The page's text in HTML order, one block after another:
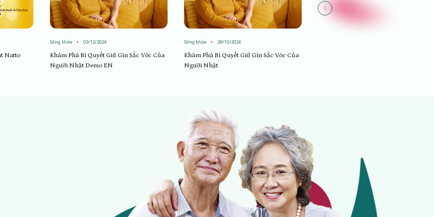
Natto
Sống khỏe 03/12/2024
Khám Phá Bí Quyết Giữ Gìn Sắc Vóc Của
Người Nhật Demo EN
Sống khỏe 29/10/2024
Khám Phá Bí Quyết Giữ Gìn Sắc Vóc Của
Người Nhật